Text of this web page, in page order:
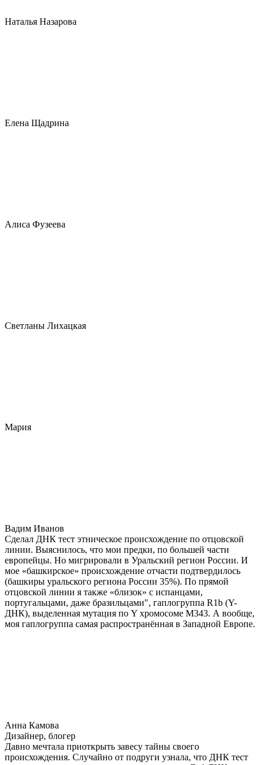
Наталья Назарова
Елена Щадрина
Алиса Фузеева
Светланы Лихацкая
Мария
Вадим Иванов
Сделал ДНК тест этническое происхождение по отцовской
линии. Выяснилось, что мои предки, по большей части
европейцы. Но мигрировали в Уральский регион России. И
мое «башкирское» происхождение отчасти подтвердилось
(башкиры уральского региона России 35%). По прямой
отцовской линии я также «близок» с испанцами,
португальцами, даже бразильцами", гаплогруппа R1b (Y-
ДНК), выделенная мутация по Y хромосоме М343. А вообще,
моя гаплогруппа самая распространённая в Западной Европе.
Анна Камова
Дизайнер, блогер
Давно мечтала приоткрыть завесу тайны своего
происхождения. Случайно от подруги узнала, что ДНК тест